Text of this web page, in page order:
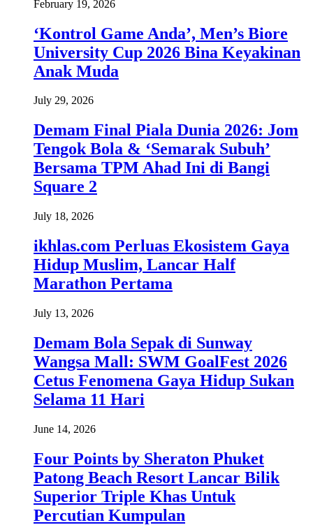
February 19, 2026
‘Kontrol Game Anda’, Men’s Biore
University Cup 2026 Bina Keyakinan
Anak Muda
July 29, 2026
Demam Final Piala Dunia 2026: Jom
Tengok Bola & ‘Semarak Subuh’
Bersama TPM Ahad Ini di Bangi
Square 2
July 18, 2026
ikhlas.com Perluas Ekosistem Gaya
Hidup Muslim, Lancar Half
Marathon Pertama
July 13, 2026
Demam Bola Sepak di Sunway
Wangsa Mall: SWM GoalFest 2026
Cetus Fenomena Gaya Hidup Sukan
Selama 11 Hari
June 14, 2026
Four Points by Sheraton Phuket
Patong Beach Resort Lancar Bilik
Superior Triple Khas Untuk
Percutian Kumpulan